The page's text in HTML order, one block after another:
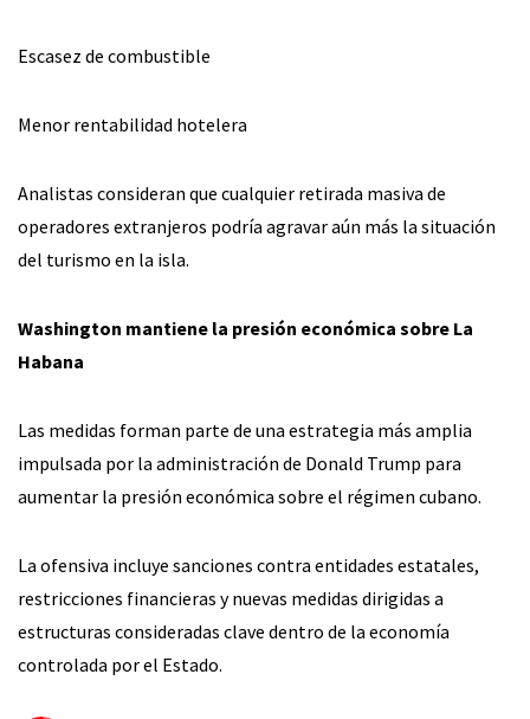
Escasez de combustible
Menor rentabilidad hotelera
Analistas consideran que cualquier retirada masiva de
operadores extranjeros podría agravar aún más la situación
del turismo en la isla.
Washington mantiene la presión económica sobre La
Habana
Las medidas forman parte de una estrategia más amplia
impulsada por la administración de Donald Trump para
aumentar la presión económica sobre el régimen cubano.
La ofensiva incluye sanciones contra entidades estatales,
restricciones financieras y nuevas medidas dirigidas a
estructuras consideradas clave dentro de la economía
controlada por el Estado.